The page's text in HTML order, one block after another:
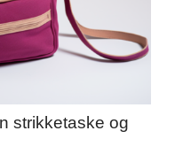
strikketaske og